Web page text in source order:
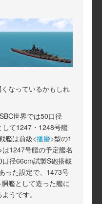
なっているかもしれ
世界では50口径
て1247・1248号艦
艦は前級<播磨>型の1
1247号艦の予定艦名
径66cm試製S砲搭載
った設定で、1473号
艦として造った艦に
うです。